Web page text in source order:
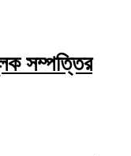
সম্পত্তির